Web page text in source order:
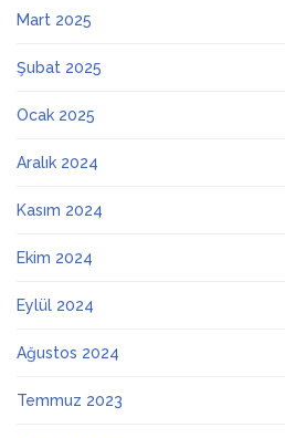
Mart 2025
Şubat 2025
Ocak 2025
Aralık 2024
Kasım 2024
Ekim 2024
Eylül 2024
Ağustos 2024
Temmuz 2023